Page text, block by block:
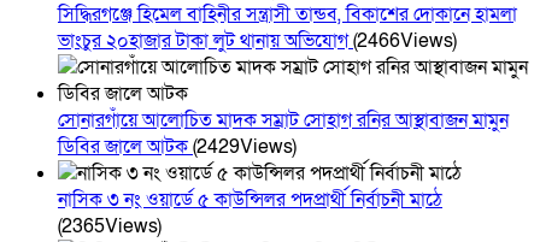
সিদ্ধিরগঞ্জে হিমেল বাহিনীর সন্ত্রাসী তান্ডব, বিকাশের দোকানে হামলা
ভাংচুর ২০হাজার টাকা লুট থানায় অভিযোগ(2466Views)
সোনারগাঁয়ে আলোচিত মাদক সম্রাট সোহাগ রনির আস্থাবাজন মামুন
ডিবির জালে আটক(2429Views)
নাসিক ৩ নং ওয়ার্ডে ৫ কাউন্সিলর পদপ্রার্থী নির্বাচনী মাঠে
(2365Views)